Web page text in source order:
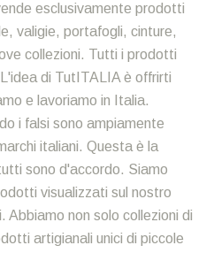
esclusivamente prodotti
valigie, portafogli, cinture,
collezioni. Tutti i prodotti
di TutITALIA è offrirti
e lavoriamo in Italia.
i falsi sono ampiamente
italiani. Questa è la
sono d'accordo. Siamo
visualizzati sul nostro
Abbiamo non solo collezioni di
artigianali unici di piccole